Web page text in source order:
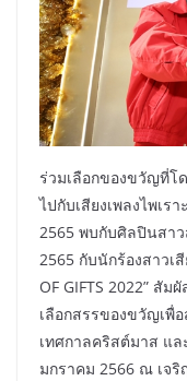
ร่วมเลือกของขวัญที่โ
ไปกับเสียงเพลงไพเ
2565 พบกับศิลปินสา
2565 กับนักร้องสาวเ
OF GIFTS 2022” สั
เลือกสรรของขวัญเพื่
เทศกาลคริสต์มาส แ
มกราคม 2566 ณ เจ